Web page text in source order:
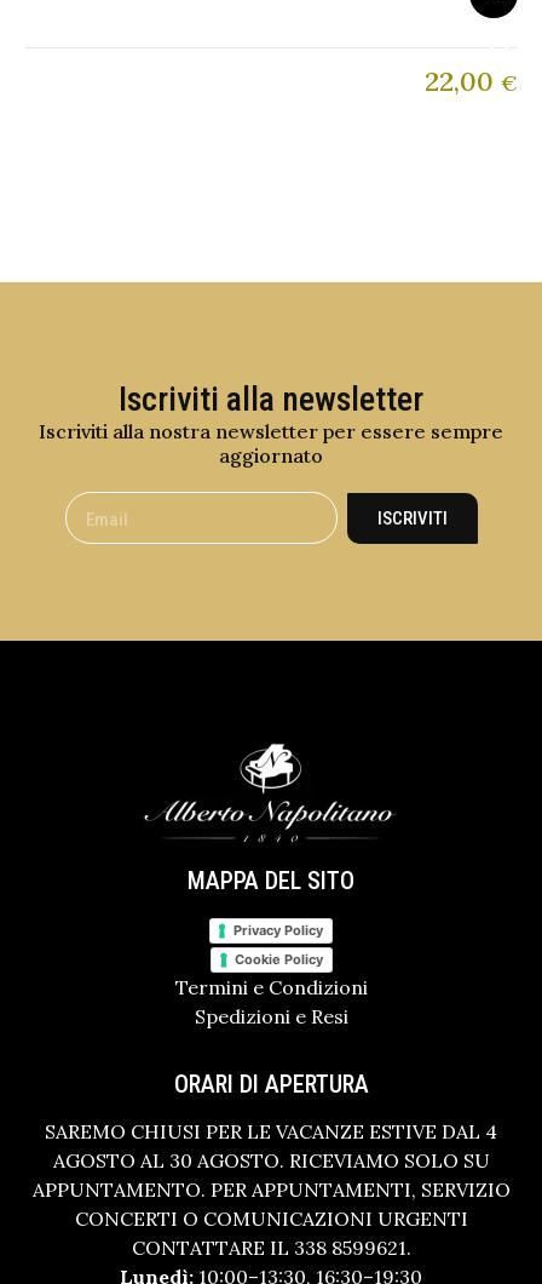
22,00 €
Iscriviti alla newsletter
Iscriviti alla nostra newsletter per essere sempre
aggiornato
ISCRIVITI
MAPPA DEL SITO
Privacy Policy
Cookie Policy
Termini e Condizioni
Spedizioni e Resi
ORARI DI APERTURA
SAREMO CHIUSI PER LE VACANZE ESTIVE DAL 4
AGOSTO AL 30 AGOSTO. RICEVIAMO SOLO SU
APPUNTAMENTO. PER APPUNTAMENTI, SERVIZIO
CONCERTI O COMUNICAZIONI URGENTI
CONTATTARE IL 338 8599621.
Lunedì: 10:00–13:30, 16:30–19:30